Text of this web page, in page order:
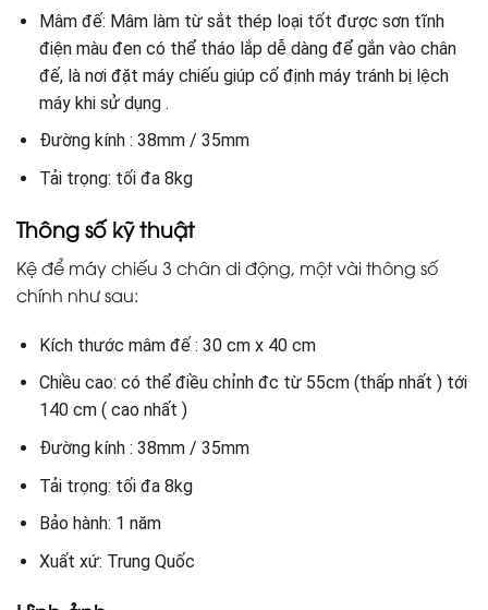
Mâm đế: Mâm làm từ sắt thép loại tốt được sơn tĩnh
điện màu đen có thể tháo lắp dễ dàng để gắn vào chân
đế, là nơi đặt máy chiếu giúp cố định máy tránh bị lệch
máy khi sử dụng .
Đường kính : 38mm / 35mm
Tải trọng: tối đa 8kg
Thông số kỹ thuật
Kệ để máy chiếu 3 chân di động, một vài thông số
chính như sau:
Kích thước mâm đế : 30 cm x 40 cm
Chiều cao: có thể điều chỉnh đc từ 55cm (thấp nhất ) tới
140 cm ( cao nhất )
Đường kính : 38mm / 35mm
Tải trọng: tối đa 8kg
Bảo hành: 1 năm
Xuất xứ: Trung Quốc